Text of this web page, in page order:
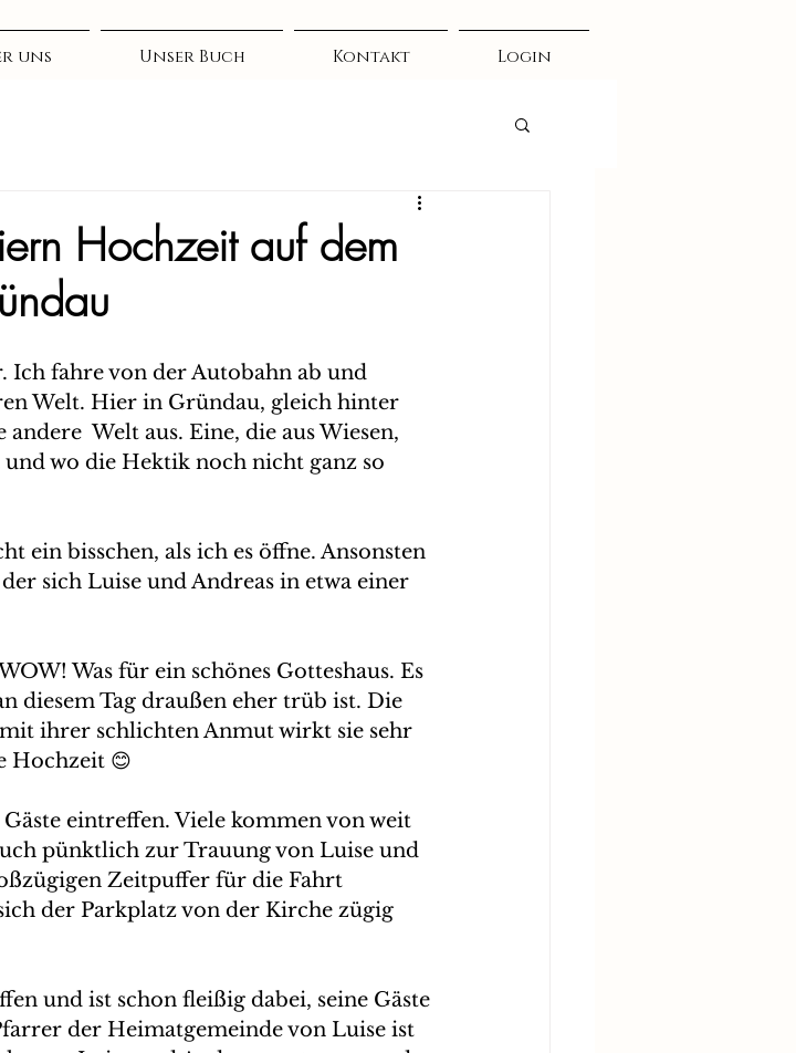
uns Unser Buch Kontakt Login
Hochzeit auf dem
fahre von der Autobahn ab und
Welt. Hier in Gründau, gleich hinter
Welt aus. Eine, die aus Wiesen,
wo die Hektik noch nicht ganz so
ein bisschen, als ich es öffne. Ansonsten
sich Luise und Andreas in etwa einer
Was für ein schönes Gotteshaus. Es
diesem Tag draußen eher trüb ist. Die
ihrer schlichten Anmut wirkt sie sehr
Hochzeit 😊
eintreffen. Viele kommen von weit
pünktlich zur Trauung von Luise und
Zeitpuffer für die Fahrt
der Parkplatz von der Kirche zügig
und ist schon fleißig dabei, seine Gäste
der Heimatgemeinde von Luise ist